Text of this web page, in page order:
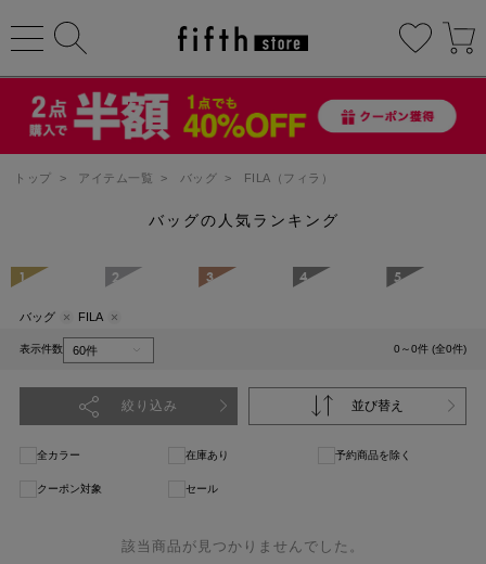
トップ > アイテム一覧 > バッグ > FILA（フィラ）
バッグの人気ランキング
1 2 3 4 5
バッグ FILA
表示件数 0～0件 (全0件)
絞り込み 並び替え
全カラー 在庫あり 予約商品を除く
クーポン対象 セール
該当商品が見つかりませんでした。